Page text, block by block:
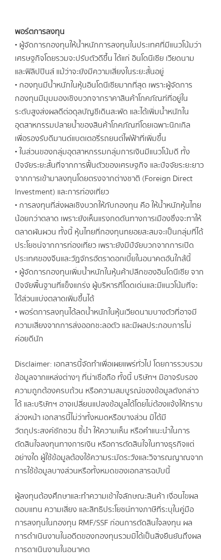
พอร์ตการลงทุน
• ผู้จัดการกองทุนให้น้ำหนักการลงทุนในประเทศที่มีแนวโน้มว่า
เศรษฐกิจโดยรวมจะปรับตัวดีขึ้น ได้แก่ อินโดนีเซีย เวียดนาม
และฟิลิปปินส์ แม้ว่าจะยังมีความเสี่ยงในระยะสั้นอยู่
• กองทุนมีน้ำหนักในหุ้นอินโดนีเซียมากที่สุด เพราะผู้จัดการ
กองทุนมีมุมมองเชิงบวกจากราคาสินค้าโภคภัณฑ์ที่อยู่ใน
ระดับสูงส่งผลดีต่อดุลบัญชีเดินสะพัด และได้เพิ่มน้ำหนักใน
อุตสาหกรรมปลายน้ำของสินค้าโภคภัณฑ์โดยเฉพาะนิกเกิล
เพื่อรองรับดีมานด์แบตเตอรี่รถยนต์ไฟฟ้าที่เพิ่มขึ้น
• ในส่วนของกลุ่มอุตสาหกรรมกลุ่มการเงินมีแนวโน้มดี ทั้ง
ปัจจัยระยะสั้นที่จากการฟื้นตัวของเศรษฐกิจ และปัจจัยระยะยาว
จากการเข้ามาลงทุนโดยตรงจากต่างชาติ (Foreign Direct
Investment) และการท่องเที่ยว
• การลงทุนที่ส่งผลเชิงบวกให้กับกองทุน คือ ให้น้ำหนักหุ้นไทย
น้อยกว่าตลาด เพราะยังเห็นแรงกดดันทางการเมืองซึ่งจะทาให้
ตลาดผันผวน ทั้งนี้ หุ้นไทยที่กองทุนทยอยสะสมจะเป็นกลุ่มที่ได้
ประโยชน์จากการท่องเที่ยว เพราะยังมีปัจัยบวกจากการเปิด
ประเทศของจีนและวัฏจักรอัตราดอกเบี้ยในอนาคตอันใกล้นี้
• ผู้จัดการกองทุนเพิ่มน้ำหนักในหุ้นค้าปลีกของอินโดนีเซีย จาก
ปัจจัยพื้นฐานที่แข็งแกร่ง ผู้บริหารที่โดดเด่นและมีแนวโน้มที่จะ
ได้ส่วนแบ่งตลาดเพิ่มขึ้นได้
• พอร์ตการลงทุนได้ลดน้ำหนักในหุ้นเวียดนามบางตัวที่อาจมี
ความเสี่ยงจากการส่งออกชะลอตัว และมีผลประกอบการไม่
ค่อยดีนัก
Disclaimer: เอกสารนี้จัดทำเพื่อเผยแพร่ทั่วไป โดยการรวบรวม
ข้อมูลจากแหล่งต่างๆ ที่น่าเชื่อถือ ทั้งนี้ บริษัทฯ มิอาจรับรอง
ความถูกต้องครบถ้วน หรือความสมบูรณ์ของข้อมูลดังกล่าว
ได้ และบริษัทฯ อาจเปลี่ยนแปลงข้อมูลได้โดยไม่ต้องแจ้งให้ทราบ
ล่วงหน้า เอกสารนี้ไม่ว่าทั้งหมดหรือบางส่วน มิได้มี
วัตถุประสงค์ชักชวน ชี้นำ ให้ความเห็น หรือคำแนะนำในการ
ตัดสินใจลงทุนทางการเงิน หรือการตัดสินใจในทางธุรกิจแต่
อย่างใด ผู้ใช้ข้อมูลต้องใช้ความระมัดระวังและวิจารณญาณจาก
การใช้ข้อมูลบางส่วนหรือทั้งหมดของเอกสารฉบับนี้
ผู้ลงทุนต้องศึกษาและทำความเข้าใจลักษณะสินค้า เงื่อนไขผล
ตอบแทน ความเสี่ยง และสิทธิประโยชน์ทางภาษีที่ระบุในคู่มือ
การลงทุนในกองทุน RMF/SSF ก่อนการตัดสินใจลงทุน ผล
การดำเนินงานในอดีตของกองทุนรวมมิได้เป็นสิ่งยืนยันถึงผล
การดาเนินงานในอนาคต